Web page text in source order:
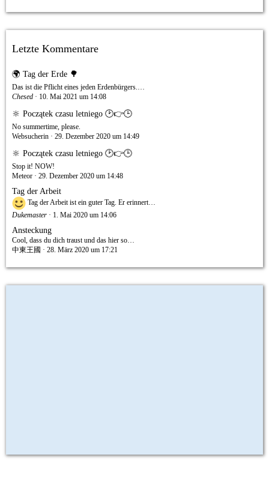
Letzte Kommentare
🌍 Tag der Erde 🌳
Das ist die Pflicht eines jeden Erdenbürgers.…
Chesed
10. Mai 2021 um 14:08
🔆 Początek czasu letniego 🕑👉🕒
No summertime, please.
Websucherin
29. Dezember 2020 um 14:49
🔆 Początek czasu letniego 🕑👉🕒
Stop it! NOW!
Meteor
29. Dezember 2020 um 14:48
Tag der Arbeit
Tag der Arbeit ist ein guter Tag. Er erinnert…
Dukemaster
1. Mai 2020 um 14:06
Ansteckung
Cool, dass du dich traust und das hier so…
中東王國
28. März 2020 um 17:21